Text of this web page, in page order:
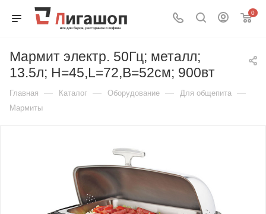
0
Мармит электр. 50Гц; металл;
13.5л; H=45,L=72,B=52см; 900вт
Главная — Каталог — Оборудование — Для общепита —
Мармиты